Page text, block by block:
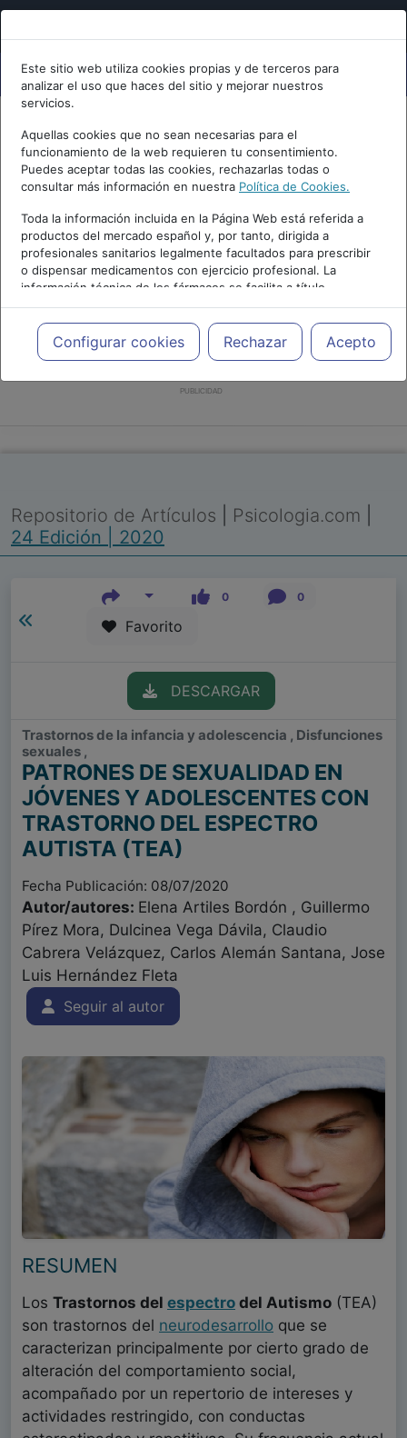
Este sitio web utiliza cookies propias y de terceros para
analizar el uso que haces del sitio y mejorar nuestros
servicios.
Aquellas cookies que no sean necesarias para el
funcionamiento de la web requieren tu consentimiento.
Puedes aceptar todas las cookies, rechazarlas todas o
consultar más información en nuestra Política de Cookies.
Toda la información incluida en la Página Web está referida a
productos del mercado español y, por tanto, dirigida a
profesionales sanitarios legalmente facultados para prescribir
o dispensar medicamentos con ejercicio profesional. La
información técnica de los fármacos se facilita a título
meramente informativo, siendo responsabilidad de los
profesionales facultados prescribir medicamentos y decidir, en
cada caso concreto, el tratamiento más adecuado a las
necesidades del paciente.
Configurar cookies Rechazar Acepto
PUBLICIDAD
Repositorio de Artículos Psicologia.com
24 Edición | 2020
0 0
Favorito
DESCARGAR
Trastornos de la infancia y adolescencia , Disfunciones
sexuales ,
PATRONES DE SEXUALIDAD EN
JÓVENES Y ADOLESCENTES CON
TRASTORNO DEL ESPECTRO
AUTISTA (TEA)
Fecha Publicación: 08/07/2020
Autor/autores: Elena Artiles Bordón , Guillermo
Pírez Mora, Dulcinea Vega Dávila, Claudio
Cabrera Velázquez, Carlos Alemán Santana, Jose
Luis Hernández Fleta
Seguir al autor
RESUMEN
Los Trastornos del espectro del Autismo (TEA)
son trastornos del neurodesarrollo que se
caracterizan principalmente por cierto grado de
alteración del comportamiento social,
acompañado por un repertorio de intereses y
actividades restringido, con conductas